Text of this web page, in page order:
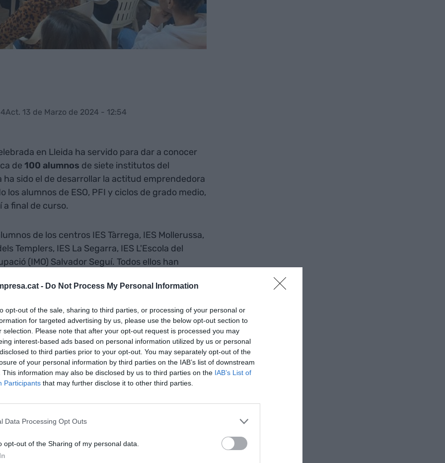
- Do Not Process My Personal Information
opt-out of the sale, sharing to third parties, or processing of your personal or
for targeted advertising by us, please use the below opt-out section to
selection. Please note that after your opt-out request is processed you may
interest-based ads based on personal information utilized by us or personal
to third parties prior to your opt-out. You may separately opt-out of the
of your personal information by third parties on the IAB’s list of downstream
This information may also be disclosed by us to third parties on the IAB’s List of
Participants that may further disclose it to other third parties.
Data Processing Opt Outs
opt-out of the Sharing of my personal data.
Act. 13 de Marzo de 2024 - 12:54
en Lleida ha servido para dar a conocer
de 100 alumnos de siete institutos del
sido el de desarrollar la actitud emprendedora
los alumnos de ESO, PFI y ciclos de grado medio,
final de curso.
de los centros IES Tàrrega, IES Mollerussa,
Templers, IES La Segarra, IES L'Escola del
(IMO) Salvador Seguí. Todos ellos han
utilizar y adaptar sus conocimientos y
de un sector determinado.
de alumnos
IES
Maristes,
IES La
del Treball y